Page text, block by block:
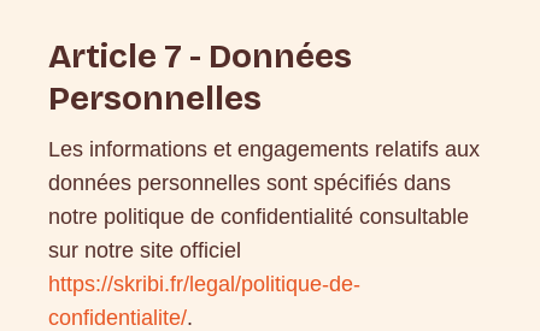
Article 7 - Données
Personnelles
Les informations et engagements relatifs aux
données personnelles sont spécifiés dans
notre politique de confidentialité consultable
sur notre site officiel
https://skribi.fr/legal/politique-de-
confidentialite/.